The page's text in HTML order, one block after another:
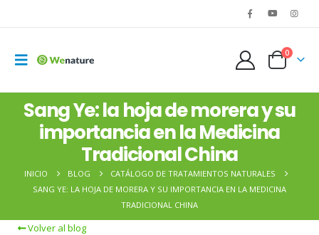
0
Sang Ye: la hoja de morera y su
importancia en la Medicina
Tradicional China
INICIO BLOG
CATÁLOGO DE TRATAMIENTOS NATURALES
SANG YE: LA HOJA DE MORERA Y SU IMPORTANCIA EN LA MEDICINA
TRADICIONAL CHINA
Volver al blog